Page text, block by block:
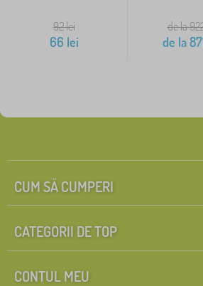
92lei
66 lei
de la
de la
CUM SĂ CUMPERI
CATEGORII DE TOP
CONTUL MEU